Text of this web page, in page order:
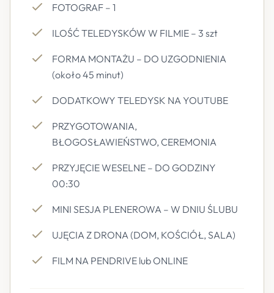
FOTOGRAF – 1
ILOŚĆ TELEDYSKÓW W FILMIE – 3 szt
FORMA MONTAŻU – DO UZGODNIENIA
(około 45 minut)
DODATKOWY TELEDYSK NA YOUTUBE
PRZYGOTOWANIA,
BŁOGOSŁAWIEŃSTWO, CEREMONIA
PRZYJĘCIE WESELNE – DO GODZINY
00:30
MINI SESJA PLENEROWA – W DNIU ŚLUBU
UJĘCIA Z DRONA (DOM, KOŚCIÓŁ, SALA)
FILM NA PENDRIVE lub ONLINE